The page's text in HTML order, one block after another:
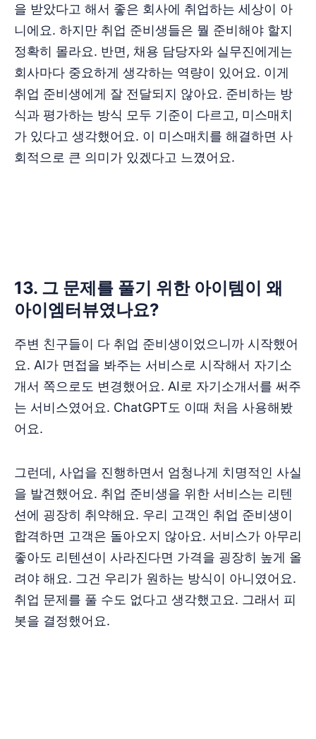
을 받았다고 해서 좋은 회사에 취업하는 세상이 아
니에요. 하지만 취업 준비생들은 뭘 준비해야 할지
정확히 몰라요. 반면, 채용 담당자와 실무진에게는
회사마다 중요하게 생각하는 역량이 있어요. 이게
취업 준비생에게 잘 전달되지 않아요. 준비하는 방
식과 평가하는 방식 모두 기준이 다르고, 미스매치
가 있다고 생각했어요. 이 미스매치를 해결하면 사
회적으로 큰 의미가 있겠다고 느꼈어요.
‌‌‌‌‌‌13. 그 문제를 풀기 위한 아이템이 왜
아이엠터뷰였나요?
주변 친구들이 다 취업 준비생이었으니까 시작했어
요. AI가 면접을 봐주는 서비스로 시작해서 자기소
개서 쪽으로도 변경했어요. AI로 자기소개서를 써주
는 서비스였어요. ChatGPT도 이때 처음 사용해봤
어요.
그런데, 사업을 진행하면서 엄청나게 치명적인 사실
을 발견했어요. 취업 준비생을 위한 서비스는 리텐
션에 굉장히 취약해요. 우리 고객인 취업 준비생이
합격하면 고객은 돌아오지 않아요. 서비스가 아무리
좋아도 리텐션이 사라진다면 가격을 굉장히 높게 올
려야 해요. 그건 우리가 원하는 방식이 아니였어요.
취업 문제를 풀 수도 없다고 생각했고요. 그래서 피
봇을 결정했어요.